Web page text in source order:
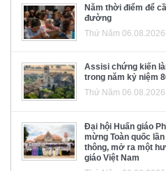
Năm thời điểm để
đường
Thứ Năm 06.08.2026
Assisi chứng kiến
trong năm kỷ niệm
Thứ Năm 06.08.2026
Đại hội Huấn giáo
mừng Toàn quốc
thông, mở ra một
giáo Việt Nam